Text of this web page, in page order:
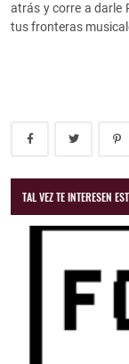
atrás y corre a darle
tus fronteras
TAL VEZ TE INTERESEN